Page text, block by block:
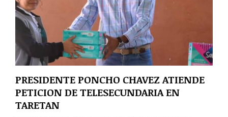
PRESIDENTE PONCHO CHAVEZ ATIENDE
PETICION DE TELESECUNDARIA EN
TARETAN